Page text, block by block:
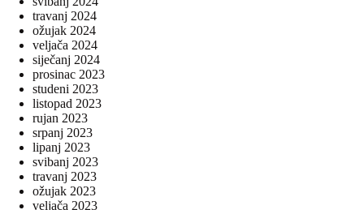
travanj 2024
ožujak 2024
veljača 2024
siječanj 2024
prosinac 2023
studeni 2023
listopad 2023
rujan 2023
srpanj 2023
lipanj 2023
svibanj 2023
travanj 2023
ožujak 2023
veljača 2023